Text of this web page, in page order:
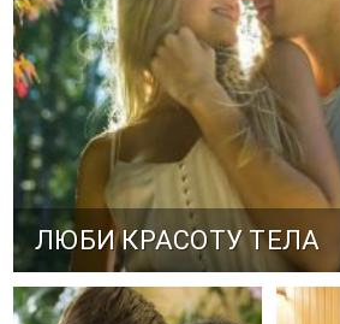
ЛЮБИ КРАСОТУ ТЕЛА